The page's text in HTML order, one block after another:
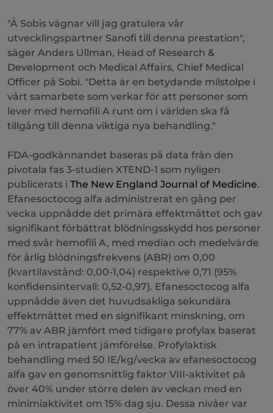
"Å Sobis vägnar vill jag gratulera vår
utvecklingspartner Sanofi till denna prestation",
säger Anders Ullman, Head of Research &
Development och Medical Affairs, Chief Medical
Officer på Sobi. "Detta är en betydande milstolpe i
vårt samarbete som verkar för att personer som
lever med hemofili A runt om i världen ska få
tillgång till denna viktiga nya behandling."
FDA-godkännandet baseras på data från den
pivotala fas 3-studien XTEND-1 som nyligen
publicerats i The New England Journal of Medicine.
Efanesoctocog alfa administrerat en gång per
vecka uppnådde det primära effektmåttet och gav
signifikant förbättrat blödningsskydd hos personer
med svår hemofili A, med median och medelvärde
för årlig blödningsfrekvens (ABR) om 0,00
(kvartilavstånd: 0,00-1,04) respektive 0,71 (95%
konfidensintervall: 0,52-0,97). Efanesoctocog alfa
uppnådde även det huvudsakliga sekundära
effektmåttet med en signifikant minskning, om
77% av ABR jämfört med tidigare profylax baserat
på en intrapatient jämförelse. Profylaktisk
behandling med 50 IE/kg/vecka av efanesoctocog
alfa gav en genomsnittlig faktor VIII-aktivitet på
över 40% under större delen av veckan med en
minimiaktivitet om 15% dag sju. Dessa nivåer var